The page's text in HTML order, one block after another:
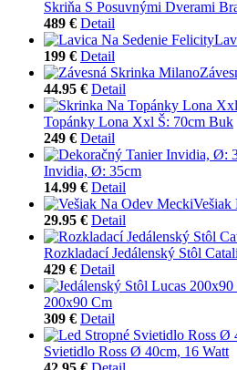
Skriňa S Posuvnými Dverami
489 € Detail
199 € Detail
44.95 € Detail
Topánky Lona Xxl Š: 70cm Buk
249 € Detail
Invidia, Ø: 35cm
14.99 € Detail
Vešiak
29.95 € Detail
Rozkladací Jedálenský Stôl
429 € Detail
200x90 Cm
309 € Detail
Svietidlo Ross Ø 40cm, 16 Watt